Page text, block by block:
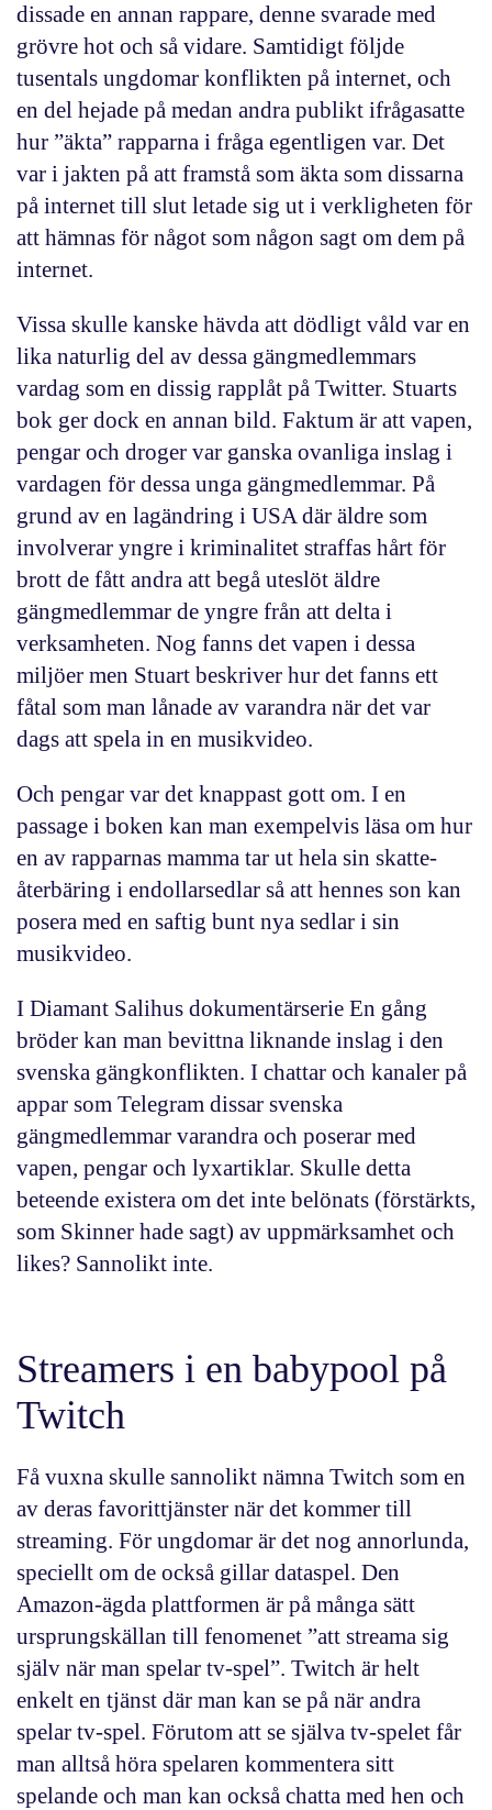
dissade en annan rappare, denne svarade med
grövre hot och så vidare. Samtidigt följde
tusentals ungdomar konflikten på internet, och
en del hejade på medan andra publikt ifrågasatte
hur ”äkta” rapparna i fråga egentligen var. Det
var i jakten på att framstå som äkta som dissarna
på internet till slut letade sig ut i verkligheten för
att hämnas för något som någon sagt om dem på
internet.
Vissa skulle kanske hävda att dödligt våld var en
lika naturlig del av dessa gängmedlemmars
vardag som en dissig rapplåt på Twitter. Stuarts
bok ger dock en annan bild. Faktum är att vapen,
pengar och droger var ganska ovanliga inslag i
vardagen för dessa unga gängmedlemmar. På
grund av en lagändring i USA där äldre som
involverar yngre i kriminalitet straffas hårt för
brott de fått andra att begå uteslöt äldre
gängmedlemmar de yngre från att delta i
verksamheten. Nog fanns det vapen i dessa
miljöer men Stuart beskriver hur det fanns ett
fåtal som man lånade av varandra när det var
dags att spela in en musikvideo.
Och pengar var det knappast gott om. I en
passage i boken kan man exempelvis läsa om hur
en av rapparnas mamma tar ut hela sin skatte­
återbäring i endollarsedlar så att hennes son kan
posera med en saftig bunt nya sedlar i sin
musikvideo.
I Diamant Salihus dokumentärserie En gång
bröder kan man bevittna liknande inslag i den
svenska gängkonflikten. I chattar och kanaler på
appar som Telegram dissar svenska
gängmedlemmar varandra och poserar med
vapen, pengar och lyxartiklar. Skulle detta
beteende existera om det inte belönats (förstärkts,
som Skinner hade sagt) av uppmärksamhet och
likes? Sannolikt inte.
Streamers i en babypool på
Twitch
Få vuxna skulle sannolikt nämna Twitch som en
av deras favorittjänster när det kommer till
streaming. För ungdomar är det nog annorlunda,
speciellt om de också gillar dataspel. Den
Amazon-ägda plattformen är på många sätt
ursprungskällan till fenomenet ”att streama sig
själv när man spelar tv-spel”. Twitch är helt
enkelt en tjänst där man kan se på när andra
spelar tv-spel. Förutom att se själva tv-spelet får
man alltså höra spelaren kommentera sitt
spelande och man kan också chatta med hen och